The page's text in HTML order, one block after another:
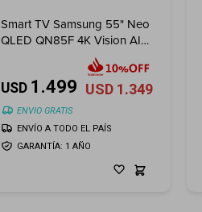
Smart TV Samsung 55" Neo
QLED QN85F 4K Vision AI
USD 1.499 USD 1.349
ENVIO GRATIS
GARANTÍA: 1 AÑO
ENVÍO A TODO EL PAÍS